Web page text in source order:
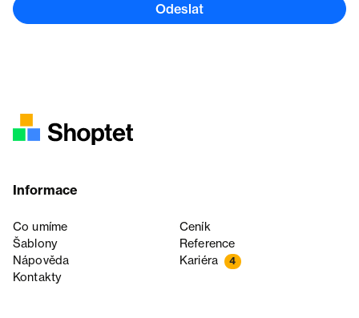
Odeslat
Informace
Co umíme
Ceník
Šablony
Reference
Nápověda
Kariéra 4
Kontakty